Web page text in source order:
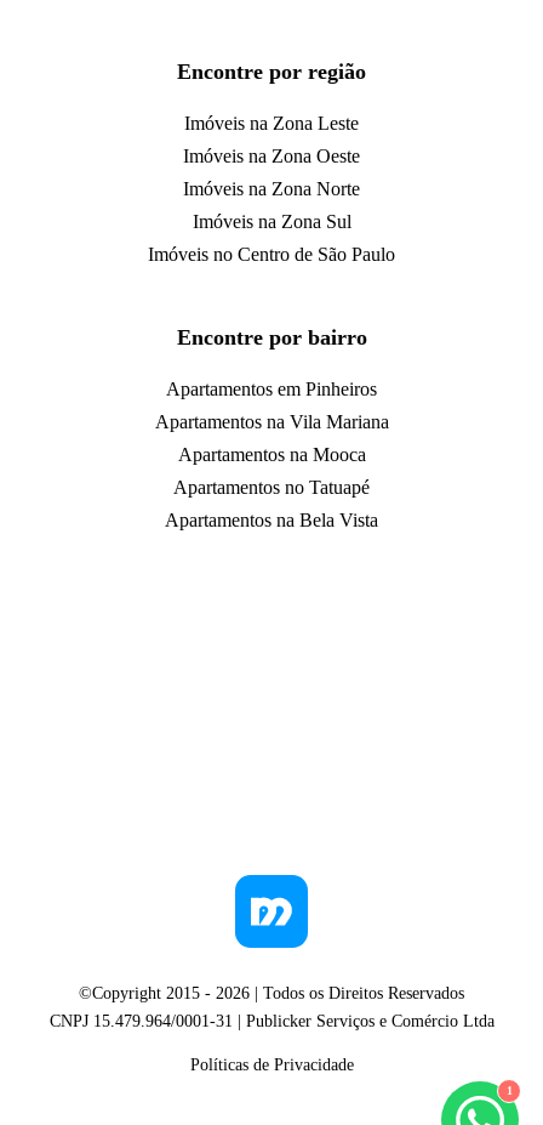
1
Encontre por região
Imóveis na Zona Leste
Imóveis na Zona Oeste
Imóveis na Zona Norte
Imóveis na Zona Sul
Imóveis no Centro de São Paulo
Encontre por bairro
Apartamentos em Pinheiros
Apartamentos na Vila Mariana
Apartamentos na Mooca
Apartamentos no Tatuapé
Apartamentos na Bela Vista
©Copyright 2015 - 2026 | Todos os Direitos Reservados
CNPJ 15.479.964/0001-31 | Publicker Serviços e Comércio Ltda
Políticas de Privacidade